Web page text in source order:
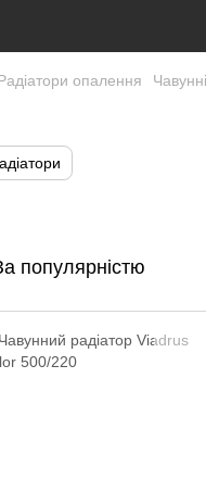
опалення
популярністю